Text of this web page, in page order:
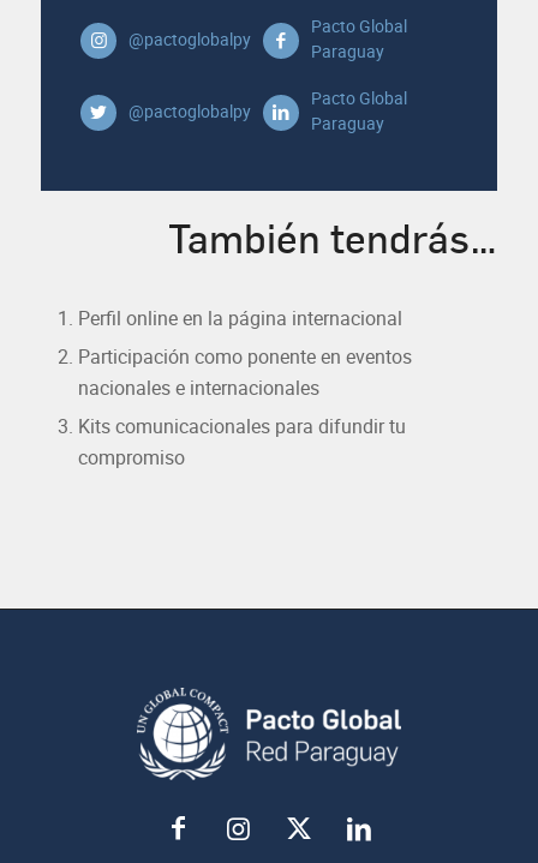
@pactoglobalpy
Pacto Global
Paraguay
@pactoglobalpy
Pacto Global
Paraguay
También tendrás…
Perfil online en la página internacional
Participación como ponente en eventos
nacionales e internacionales
Kits comunicacionales para difundir tu
compromiso